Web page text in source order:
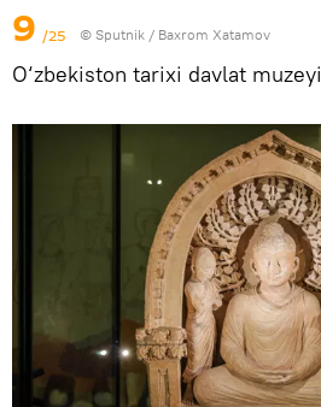
9 /25 © Sputnik / Baxrom Xatamov
O‘zbekiston tarixi davlat muzeyi